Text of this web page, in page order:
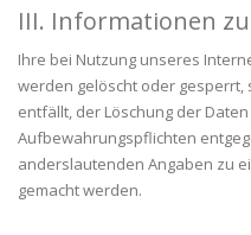
III. Informationen
Ihre bei Nutzung unseres
werden gelöscht oder gesperrt,
entfällt, der Löschung der
Aufbewahrungspflichten
anderslautenden Angaben zu
gemacht werden.